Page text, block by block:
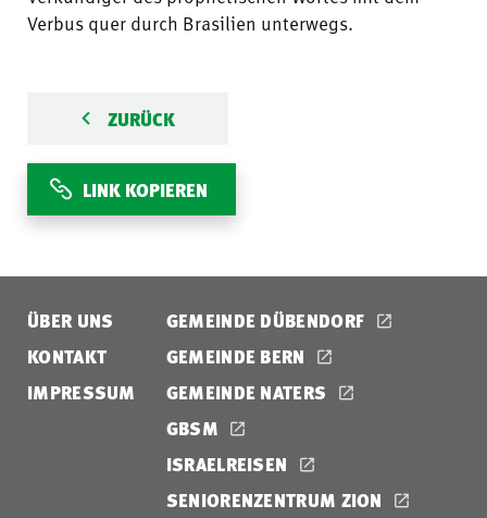
Verbus quer durch Brasilien unterwegs.
ZURÜCK
LINK KOPIEREN
ÜBER UNS
KONTAKT
IMPRESSUM
GEMEINDE DÜBENDORF
GEMEINDE BERN
GEMEINDE NATERS
GBSM
ISRAELREISEN
SENIORENZENTRUM ZION